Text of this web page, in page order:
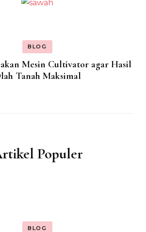
BLOG
Mesin Cultivator agar Hasil
Tanah Maksimal
Populer
BLOG